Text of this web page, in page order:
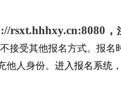
rsxt.hhhxy.cn:8080 ，
不接受其他报名方式。 报名
人身份。 进入报名系统